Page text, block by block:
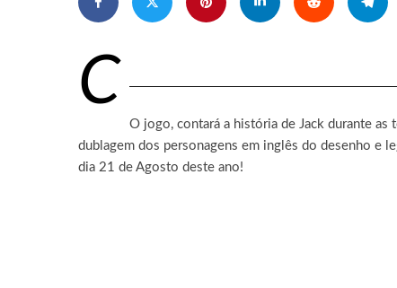
C
O jogo, contará a história de Jack durante
dublagem dos personagens em inglês do desenho e
dia 21 de Agosto deste ano!